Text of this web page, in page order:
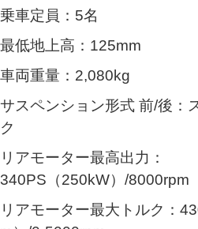
乗車定員：5名
最低地上高：125mm
車両重量：2,080kg
サスペンション形式 前/後：
ク
リアモーター最高出力：
340PS（250kW）/8000rpm
リアモーター最大トルク：